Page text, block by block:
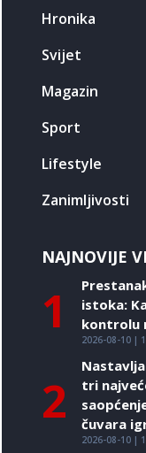
Hronika
Svijet
Magazin
Sport
Lifestyle
Zanimljivosti
NAJNOVIJE
1
istoka:
kontrolu
2026-08-10 |
2
tri
čuvara
2026-08-10 |